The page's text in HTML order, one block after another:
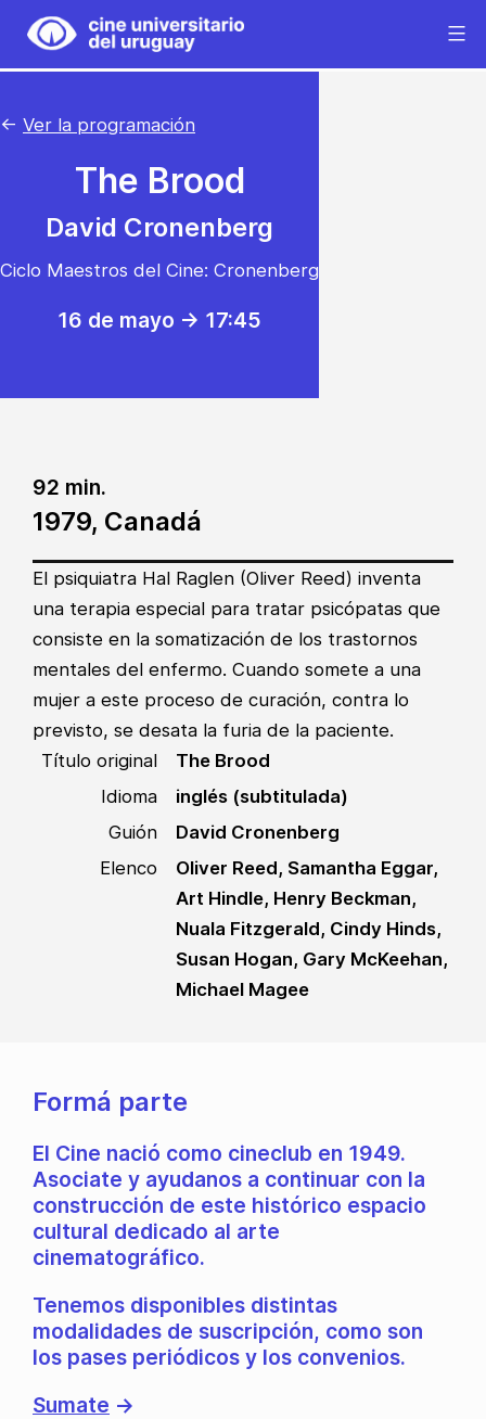
Saltar
contenido
Cine
Universitario
Uruguay
← Ver la programación
The Brood
David Cronenberg
Ciclo Maestros del Cine: Cronenberg
16 de mayo -> 17:45
1979, Canadá
92 min.
El psiquiatra Hal Raglen (Oliver Reed) inventa
una terapia especial para tratar psicópatas que
consiste en la somatización de los trastornos
mentales del enfermo. Cuando somete a una
mujer a este proceso de curación, contra lo
previsto, se desata la furia de la paciente.
Título original
The Brood
Idioma
inglés (subtitulada)
Guión
David Cronenberg
Elenco
Oliver Reed, Samantha Eggar,
Art Hindle, Henry Beckman,
Nuala Fitzgerald, Cindy Hinds,
Susan Hogan, Gary McKeehan,
Michael Magee
Formá parte
El Cine nació como cineclub en 1949.
Asociate y ayudanos a continuar con la
construcción de este histórico espacio
cultural dedicado al arte
cinematográfico.
Tenemos disponibles distintas
modalidades de suscripción, como son
los pases periódicos y los convenios.
Sumate →